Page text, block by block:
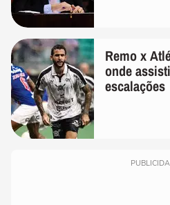
Remo x
onde
escalações